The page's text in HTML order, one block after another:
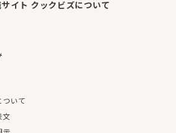
イト クックビズについて
ついて
文